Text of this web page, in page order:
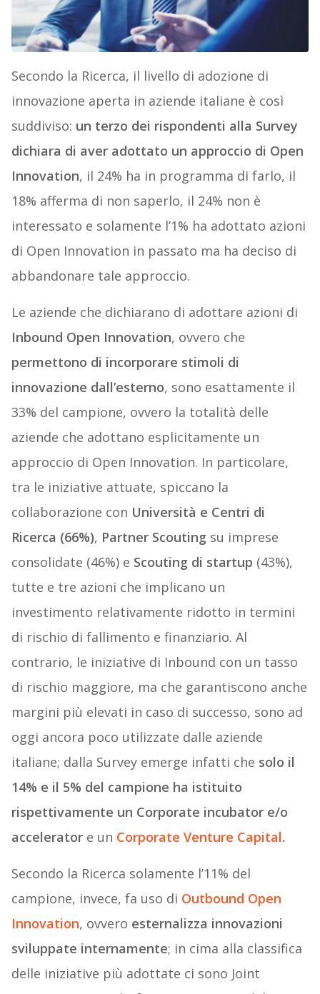
Secondo la Ricerca, il livello di adozione di
innovazione aperta in aziende italiane è così
suddiviso: un terzo dei rispondenti alla Survey
dichiara di aver adottato un approccio di Open
Innovation, il 24% ha in programma di farlo, il
18% afferma di non saperlo, il 24% non è
interessato e solamente l’1% ha adottato azioni
di Open Innovation in passato ma ha deciso di
abbandonare tale approccio.
Le aziende che dichiarano di adottare azioni di
Inbound Open Innovation, ovvero che
permettono di incorporare stimoli di
innovazione dall’esterno, sono esattamente il
33% del campione, ovvero la totalità delle
aziende che adottano esplicitamente un
approccio di Open Innovation. In particolare,
tra le iniziative attuate, spiccano la
collaborazione con Università e Centri di
Ricerca (66%), Partner Scouting su imprese
consolidate (46%) e Scouting di startup (43%),
tutte e tre azioni che implicano un
investimento relativamente ridotto in termini
di rischio di fallimento e finanziario. Al
contrario, le iniziative di Inbound con un tasso
di rischio maggiore, ma che garantiscono anche
margini più elevati in caso di successo, sono ad
oggi ancora poco utilizzate dalle aziende
italiane; dalla Survey emerge infatti che solo il
14% e il 5% del campione ha istituito
rispettivamente un Corporate incubator e/o
acceleratore un Corporate Venture Capital.
Secondo la Ricerca solamente l’11% del
campione, invece, fa uso di Outbound Open
Innovation, ovvero esternalizza innovazioni
sviluppate internamente; in cima alla classifica
delle iniziative più adottate ci sono Joint